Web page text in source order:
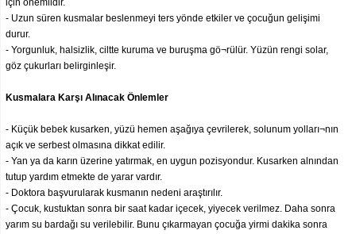
için önemlidir.
- Uzun süren kusmalar beslenmeyi ters yönde etkiler ve çocuğun gelişimi
durur.
- Yorgunluk, halsizlik, ciltte kuruma ve buruşma gö¬rülür. Yüzün rengi solar,
göz çukurları belirginleşir.
Kusmalara Karşı Alınacak Önlemler
- Küçük bebek kusarken, yüzü hemen aşağıya çevrilerek, solunum yolları¬nın
açık ve serbest olmasına dikkat edilir.
- Yan ya da karın üzerine yatırmak, en uygun pozisyondur. Kusarken alnından
tutup yardım etmekte de yarar vardır.
- Doktora başvurularak kusmanın nedeni araştırılır.
- Çocuk, kustuktan sonra bir saat kadar içecek, yiyecek verilmez. Daha sonra
yarım su bardağı su verilebilir. Bunu çıkarmayan çocuğa yirmi dakika sonra